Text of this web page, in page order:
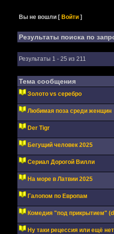
Вы не вошли [Войти ]
Результаты поиска по
Результаты 1 - 25 из 211
Тема сообщения
Золото vs серебро
Любимая поза среди женщин
Der Tigr
Бегущий человек 2025
Сериал Дорогой Вилли
На море в Латвии 2025
Галопом по Европам
Комедия "под прикрытием"
Ну таки рецессия или ещё